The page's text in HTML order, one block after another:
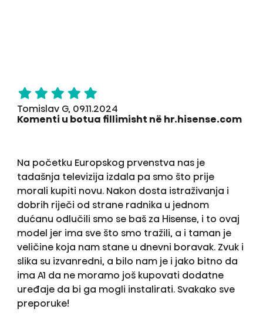
Tomislav G, 09.11.2024
Komenti u botua fillimisht në hr.hisense.com
Na početku Europskog prvenstva nas je
tadašnja televizija izdala pa smo što prije
morali kupiti novu. Nakon dosta istraživanja i
dobrih riječi od strane radnika u jednom
dućanu odlučili smo se baš za Hisense, i to ovaj
model jer ima sve što smo tražili, a i taman je
veličine koja nam stane u dnevni boravak. Zvuk i
slika su izvanredni, a bilo nam je i jako bitno da
ima A1 da ne moramo još kupovati dodatne
uređaje da bi ga mogli instalirati. Svakako sve
preporuke!